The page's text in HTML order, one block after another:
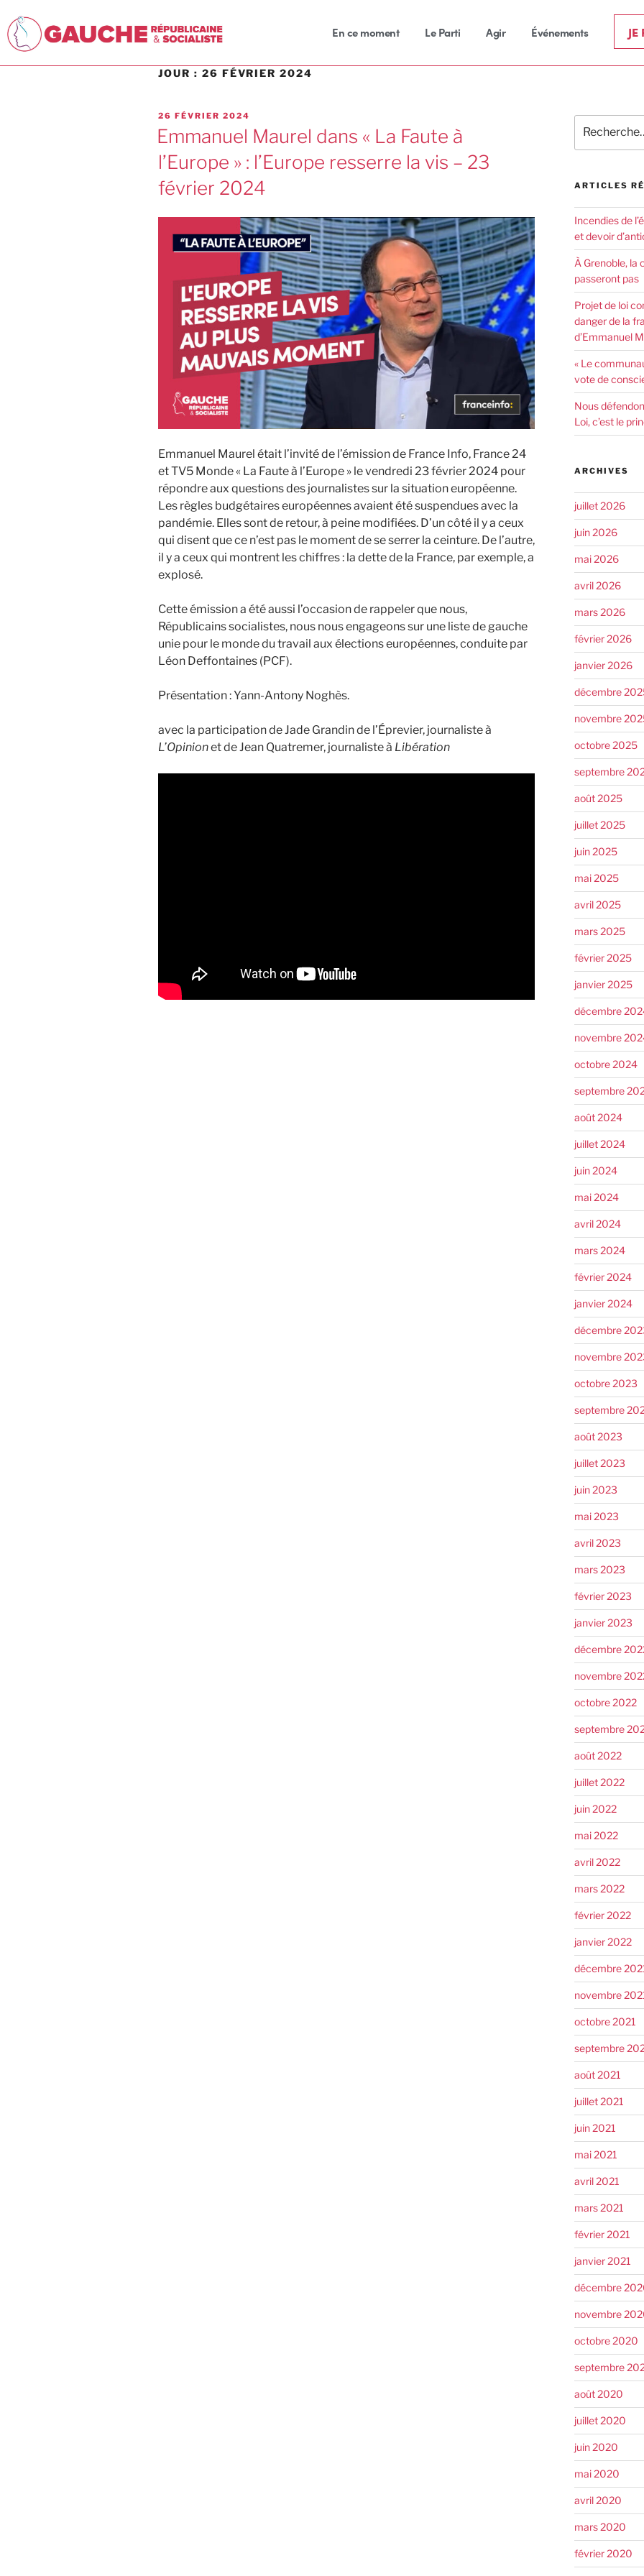
En ce moment Le Parti Agir Événements JE
JOUR : 26 FÉVRIER 2024
26 FÉVRIER 2024
Emmanuel Maurel dans « La Faute à
l’Europe » : l’Europe resserre la vis – 23
février 2024
Emmanuel Maurel était l’invité de l’émission de France Info, France 24
et TV5 Monde « La Faute à l’Europe » le vendredi 23 février 2024 pour
répondre aux questions des journalistes sur la situation européenne.
Les règles budgétaires européennes avaient été suspendues avec la
pandémie. Elles sont de retour, à peine modifiées. D’un côté il y a ceux
qui disent que ce n’est pas le moment de se serrer la ceinture. De l’autre,
il y a ceux qui montrent les chiffres : la dette de la France, par exemple, a
explosé.
Cette émission a été aussi l’occasion de rappeler que nous,
Républicains socialistes, nous nous engageons sur une liste de gauche
unie pour le monde du travail aux élections européennes, conduite par
Léon Deffontaines (PCF).
Présentation : Yann-Antony Noghès.
avec la participation de Jade Grandin de l’Éprevier, journaliste à
L’Opinionet de Jean Quatremer, journaliste à Libération
ARTICLES
Incendies de
et devoir
À Grenoble, la
passeront pas
Projet de loi
danger de la
d’Emmanuel
« Le
vote de
Nous
Loi, c’est le
ARCHIVES
juillet 2026
juin 2026
mai 2026
avril 2026
mars 2026
février 2026
janvier 2026
décembre
novembre
octobre 2025
septembre
août 2025
juillet 2025
juin 2025
mai 2025
avril 2025
mars 2025
février 2025
janvier 2025
décembre
novembre
octobre 2024
septembre
août 2024
juillet 2024
juin 2024
mai 2024
avril 2024
mars 2024
février 2024
janvier 2024
décembre
novembre
octobre 2023
septembre
août 2023
juillet 2023
juin 2023
mai 2023
avril 2023
mars 2023
février 2023
janvier 2023
décembre
novembre
octobre 2022
septembre
août 2022
juillet 2022
juin 2022
mai 2022
avril 2022
mars 2022
février 2022
janvier 2022
décembre
novembre
octobre 2021
septembre
août 2021
juillet 2021
juin 2021
mai 2021
avril 2021
mars 2021
février 2021
janvier 2021
décembre
novembre
octobre 2020
septembre
août 2020
juillet 2020
juin 2020
mai 2020
avril 2020
mars 2020
février 2020